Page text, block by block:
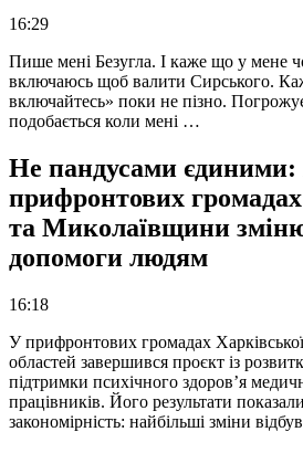
16:29
Пише мені Безугла. І каже що у мене
включаюсь щоб валити Сирського.
включайтесь» поки не пізно.
подобається коли мені …
Не пандусами єдиними:
прифронтових
та Миколаївщини
допомоги людям
16:18
У прифронтових громадах
областей завершився проєкт із
підтримки психічного здоров’я
працівників. Його результати
закономірність: найбільші зміни